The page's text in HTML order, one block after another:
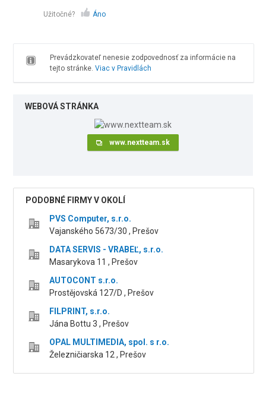
Užitočné? Áno
Prevádzkovateľ nenesie zodpovednosť za informácie na
tejto stránke. Viac v Pravidlách
WEBOVÁ STRÁNKA
www.nextteam.sk
PODOBNÉ FIRMY V OKOLÍ
PVS Computer, s.r.o.
Vajanského 5673/30 , Prešov
DATA SERVIS - VRABEĽ, s.r.o.
Masarykova 11 , Prešov
AUTOCONT s.r.o.
Prostějovská 127/D , Prešov
FILPRINT, s.r.o.
Jána Bottu 3 , Prešov
OPAL MULTIMEDIA, spol. s r.o.
Železničiarska 12 , Prešov